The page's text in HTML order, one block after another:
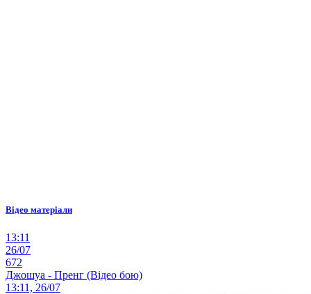
Відео матеріали
13:11
26/07
672
Джошуа - Пренг (Відео бою)
13:11, 26/07